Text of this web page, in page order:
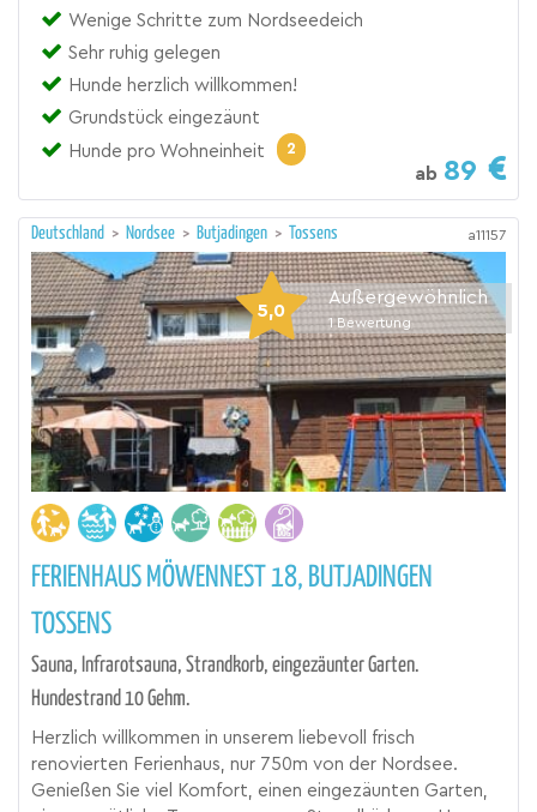
Wenige Schritte zum Nordseedeich
Sehr ruhig gelegen
Hunde herzlich willkommen!
Grundstück eingezäunt
Hunde pro Wohneinheit
2
ab 89
Deutschland > Nordsee > Butjadingen > Tossens a11157
5,0
Außergewöhnlich
1 Bewertung
FERIENHAUS MÖWENNEST 18, BUTJADINGEN
TOSSENS
Sauna, Infrarotsauna, Strandkorb, eingezäunter Garten.
Hundestrand 10 Gehm.
Herzlich willkommen in unserem liebevoll frisch
renovierten Ferienhaus, nur 750m von der Nordsee.
Genießen Sie viel Komfort, einen eingezäunten Garten,